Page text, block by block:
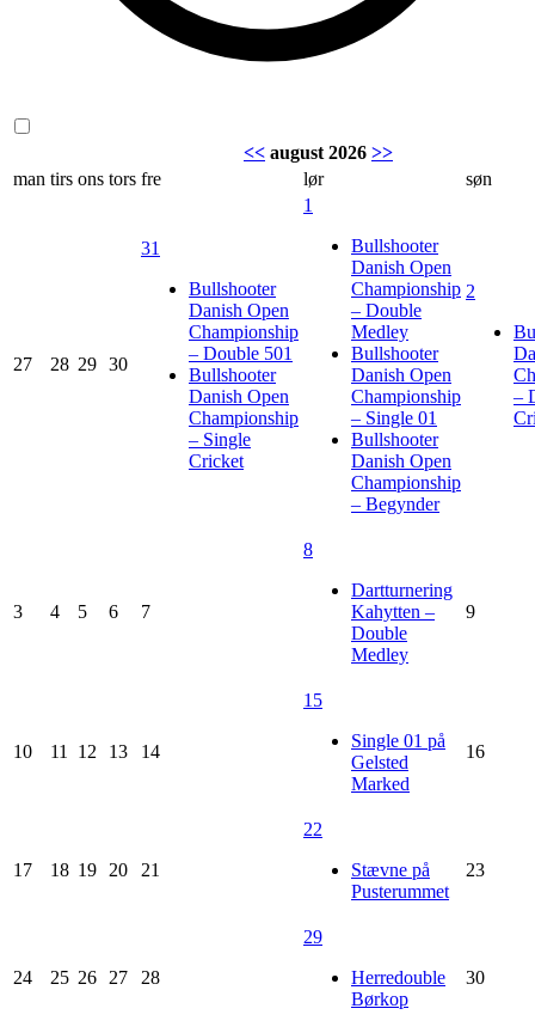
<< august 2026 >>
man tirs ons tors fre lør søn
27 28 29 30
31
Bullshooter
Danish Open
Championship
– Double 501
Bullshooter
Danish Open
Championship
– Single
Cricket
1
Bullshooter
Danish Open
Championship
– Double
Medley
Bullshooter
Danish Open
Championship
– Single 01
Bullshooter
Danish Open
Championship
– Begynder
2
–
3 4 5 6 7
8
Dartturnering
Kahytten –
Double
Medley
9
10 11 12 13 14
15
Single 01 på
Gelsted
Marked
16
17 18 19 20 21
22
Stævne på
Pusterummet
23
24 25 26 27 28
29
Herredouble
Børkop
30